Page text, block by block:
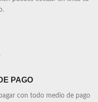
PAGO
con todo medio de pago